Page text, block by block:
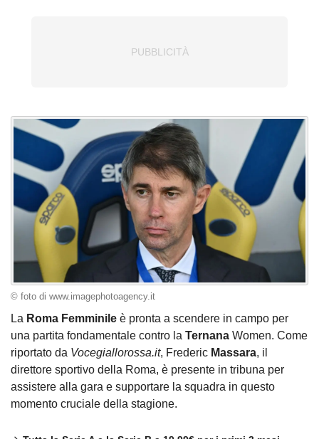
© foto di www.imagephotoagency.it
La Roma Femminile è pronta a scendere in campo per
una partita fondamentale contro la Ternana Women. Come
riportato da Vocegiallorossa.it, Frederic Massara, il
direttore sportivo della Roma, è presente in tribuna per
assistere alla gara e supportare la squadra in questo
momento cruciale della stagione.